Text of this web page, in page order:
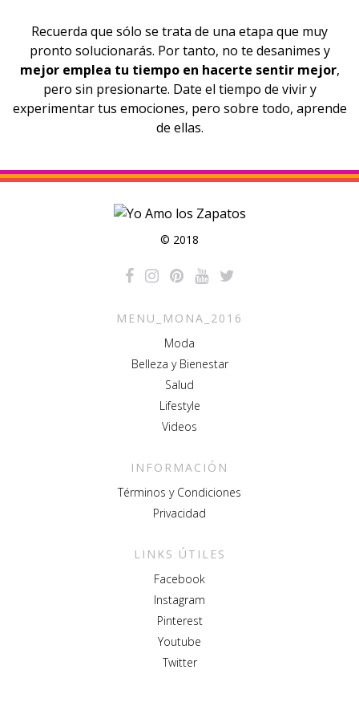
Recuerda que sólo se trata de una etapa que muy
pronto solucionarás. Por tanto, no te desanimes y
mejor emplea tu tiempo en hacerte sentir mejor,
pero sin presionarte. Date el tiempo de vivir y
experimentar tus emociones, pero sobre todo, aprende
de ellas.
© 2018
MENU_MONA_2016
Moda
Belleza y Bienestar
Salud
Lifestyle
Videos
INFORMACIÓN
Términos y Condiciones
Privacidad
LINKS ÚTILES
Facebook
Instagram
Pinterest
Youtube
Twitter